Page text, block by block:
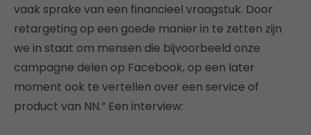
vaak sprake van een financieel vraagstuk. Door
retargeting op een goede manier in te zetten zijn
we in staat om mensen die bijvoorbeeld onze
campagne delen op Facebook, op een later
moment ook te vertellen over een service of
product van NN.” Een interview: